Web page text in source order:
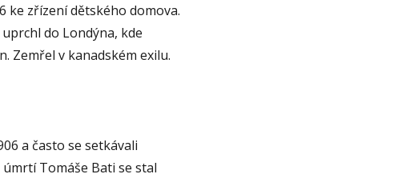
ke zřízení dětského domova.
do Londýna, kde
Zemřel v kanadském exilu.
a často se setkávali
Tomáše Bati se stal